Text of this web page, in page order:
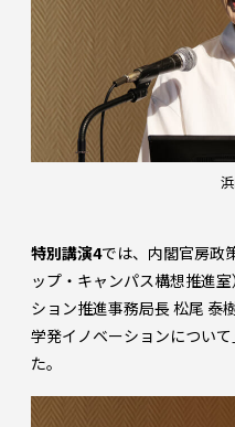
特別講演4では、内閣官房政
ップ・キャンパス構想推進
ション推進事務局長 松尾 泰
学発イノベーションについ
た。